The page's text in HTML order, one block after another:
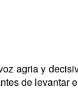
agria y
de levantar